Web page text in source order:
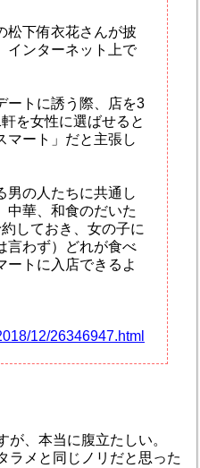
松下侑衣花さんが披
インターネット上で
ートに誘う際、店を3
を女性に選ばせると
マート」だと主張し
男の人たちに共通し
中華、和食のだいた
しておき、女の子に
言わず）どれが食べ
ートに入店できるよ
12/26346947.html
が、本当に腹立たしい。
ラメと同じノリだと思った